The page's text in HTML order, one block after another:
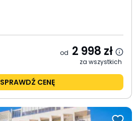
od 2 998 zł
za wszystkich
SPRAWDŹ CENĘ